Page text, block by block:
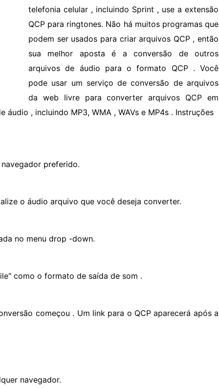
telefonia celular , incluindo Sprint , use a extensão
QCP para ringtones. Não há muitos programas que
podem ser usados ​​para criar arquivos QCP , então
sua melhor aposta é a conversão de outros
arquivos de áudio para o formato QCP . Você
pode usar um serviço de conversão de arquivos
da web livre para converter arquivos QCP em
, incluindo MP3, WMA , WAVs e MP4s . Instruções
preferido.
o áudio arquivo que você deseja converter.
no menu drop -down.
como o formato de saída de som .
começou . Um link para o QCP aparecerá após a
navegador.